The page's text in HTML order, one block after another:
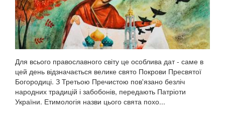
Для всього православного світу це особлива дат - саме в
цей день відзначається велике свято Покрови Пресвятої
Богородиці. З Третьою Пречистою пов'язано безліч
народних традицій і забобонів, передають Патріоти
України. Етимологія назви цього свята похо...